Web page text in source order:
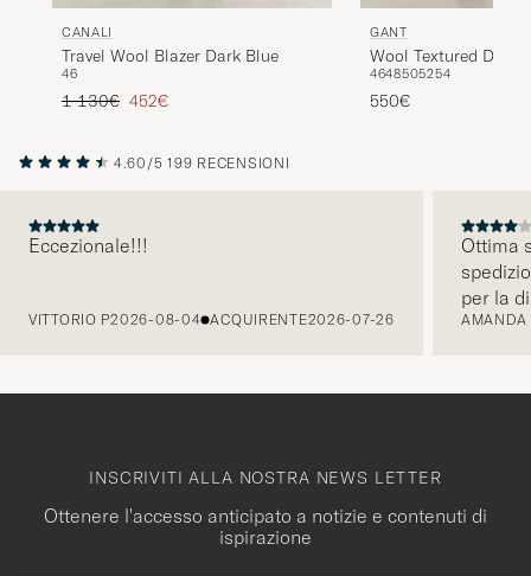
CANALI
Travel Wool Blazer Dark Blue
46
Prezzo ordinario
1 130€ Prezzo ridotto
452€
GANT
Wool Textured
Blazer Black Brown
4648505254
550€
PRECEDENTE
4.60/5 199 RECENSIONI
Eccezionale!!!
VITTORIO P2026-08-04 ACQUIRENTE2026-07-26
Ottima
per la
AMANDA
INSCRIVITI ALLA NOSTRA NEWS LETTER
Ottenere l'accesso anticipato a notizie e contenuti di
ispirazione